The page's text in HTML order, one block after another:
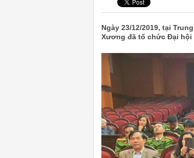
Ngày 23/12/2019, tại
Xương đã tổ chức Đại hội